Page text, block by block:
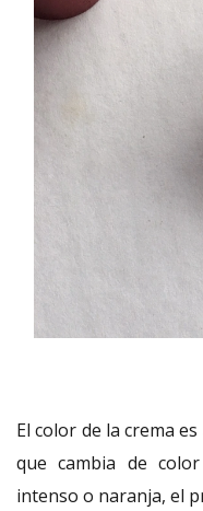
El color de la crema
que cambia de
intenso o naranja, el